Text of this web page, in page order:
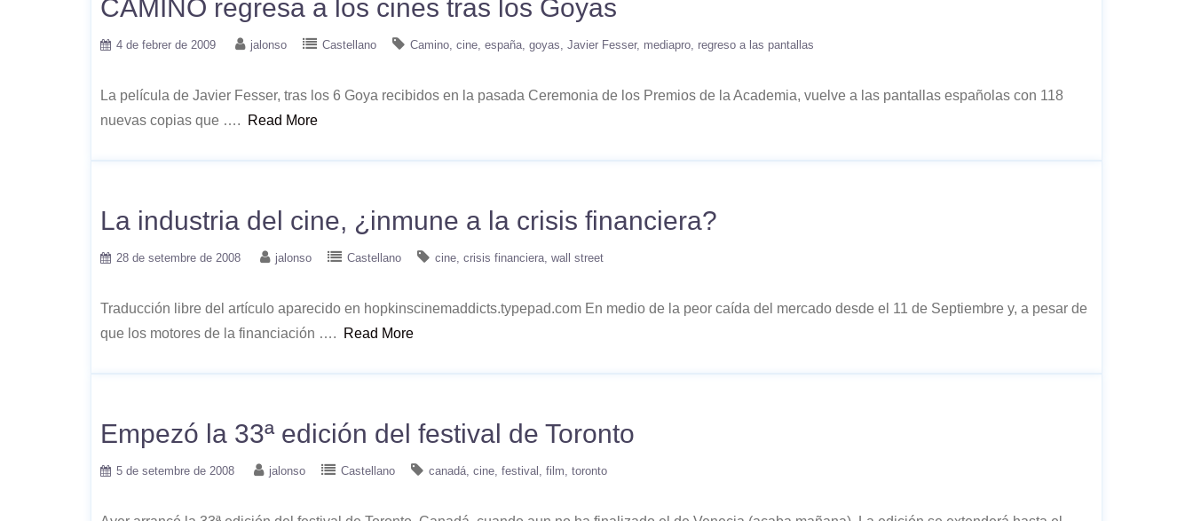
CAMINO regresa a los cines tras los Goyas
4 de febrer de 2009 jalonso Castellano Camino cine españa goyas Javier Fesser mediapro regreso a las pantallas
La película de Javier Fesser, tras los 6 Goya recibidos en la pasada Ceremonia de los Premios de la Academia, vuelve a las pantallas españolas con 118
nuevas copias que ….
Read More
La industria del cine, ¿inmune a la crisis financiera?
28 de setembre de 2008 jalonso Castellano cine crisis financiera wall street
Traducción libre del artículo aparecido en hopkinscinemaddicts.typepad.com En medio de la peor caída del mercado desde el 11 de Septiembre y, a pesar de
que los motores de la financiación ….
Read More
Empezó la 33ª edición del festival de Toronto
5 de setembre de 2008 jalonso Castellano canadá cine festival film toronto